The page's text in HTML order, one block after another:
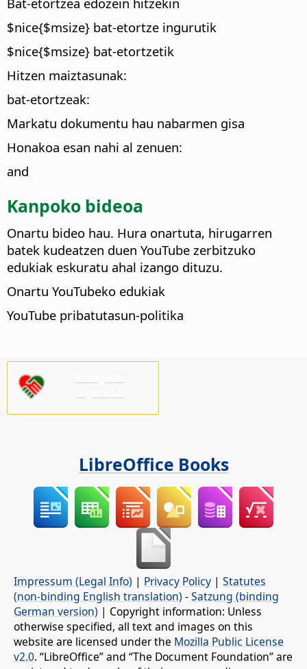
$nice{$msize} bat-etortze ingurutik
$nice{$msize} bat-etortzetik
Hitzen maiztasunak:
bat-etortzeak:
Markatu dokumentu hau nabarmen gisa
Honakoa esan nahi al zenuen:
and
Kanpoko bideoa
Onartu bideo hau. Hura onartuta, hirugarren
batek kudeatzen duen YouTube zerbitzuko
edukiak eskuratu ahal izango dituzu.
Onartu YouTubeko edukiak
YouTube pribatutasun-politika
LibreOffice Books
Impressum (Legal Info) | Privacy Policy | Statutes
(non-binding English translation) -Satzung (binding
German version) | Copyright information: Unless
otherwise specified, all text and images on this
website are licensed under the Mozilla Public License
v2.0. “LibreOffice” and “The Document Foundation” are